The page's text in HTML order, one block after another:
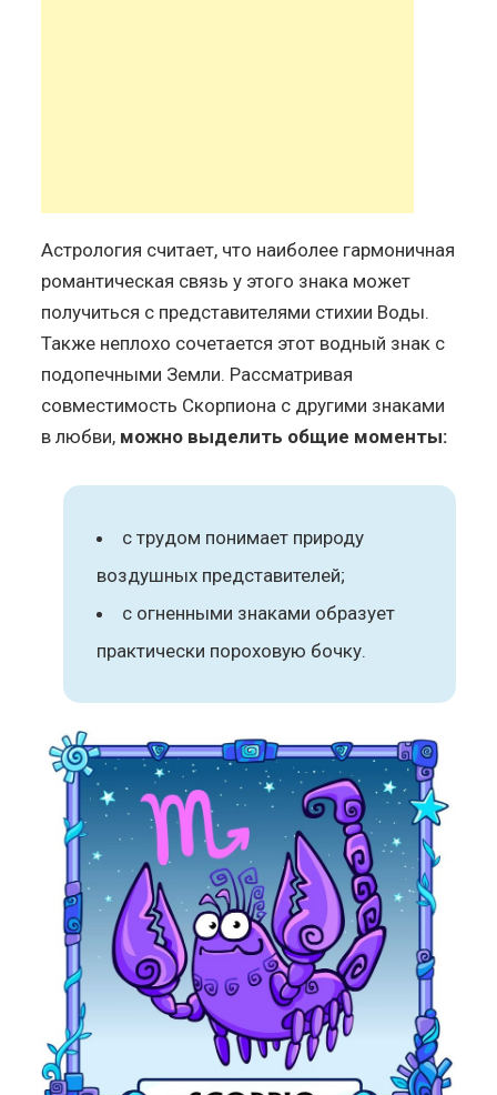
Астрология считает, что наиболее гармоничная
романтическая связь у этого знака может
получиться с представителями стихии Воды.
Также неплохо сочетается этот водный знак с
подопечными Земли. Рассматривая
совместимость Скорпиона с другими знаками
в любви, можно выделить общие моменты:
с трудом понимает природу
воздушных представителей;
с огненными знаками образует
практически пороховую бочку.